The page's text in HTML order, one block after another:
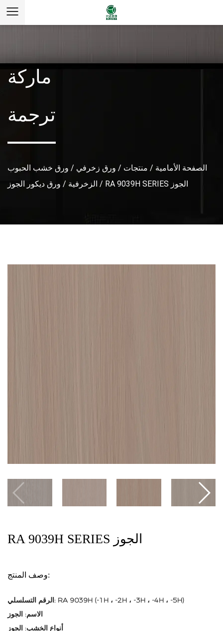
ماركة
ترجمة
الصفحة الأمامية / منتجات / ورق زخرفي / ورق خشب الحبوب
الزخرفية / ورق ديكور الجوز / RA 9039H SERIES الجوز
RA 9039H SERIES الجوز
وصف المنتج:
الرقم التسلسلي: RA 9039H (-1H ، -2H ، -3H ، -4H ، -5H)
الاسم: الجوز
أنواع الخشب: الجوز